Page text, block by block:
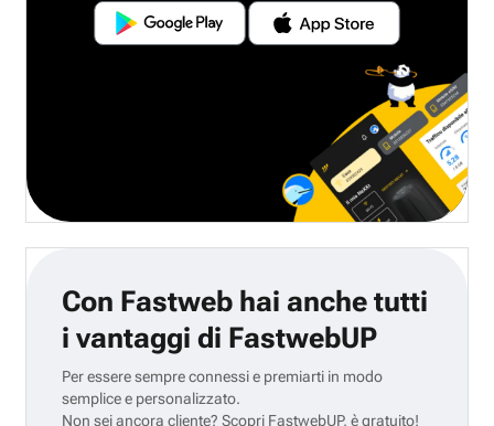
Con Fastweb hai anche tutti
i vantaggi di FastwebUP
Per essere sempre connessi e premiarti in modo
semplice e personalizzato.
Non sei ancora cliente? Scopri FastwebUP, è gratuito!